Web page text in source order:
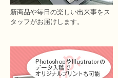
新商品や毎日の楽しい出来事をス
タッフがお届けします。